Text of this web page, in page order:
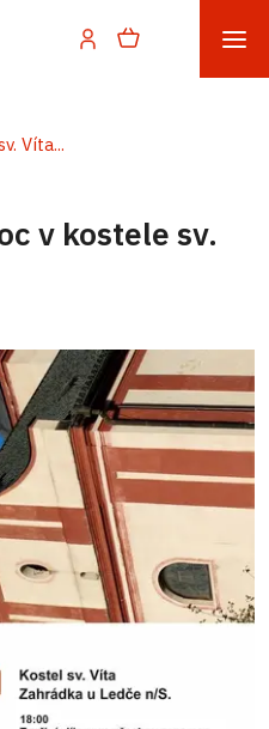
Víta...
v kostele sv.